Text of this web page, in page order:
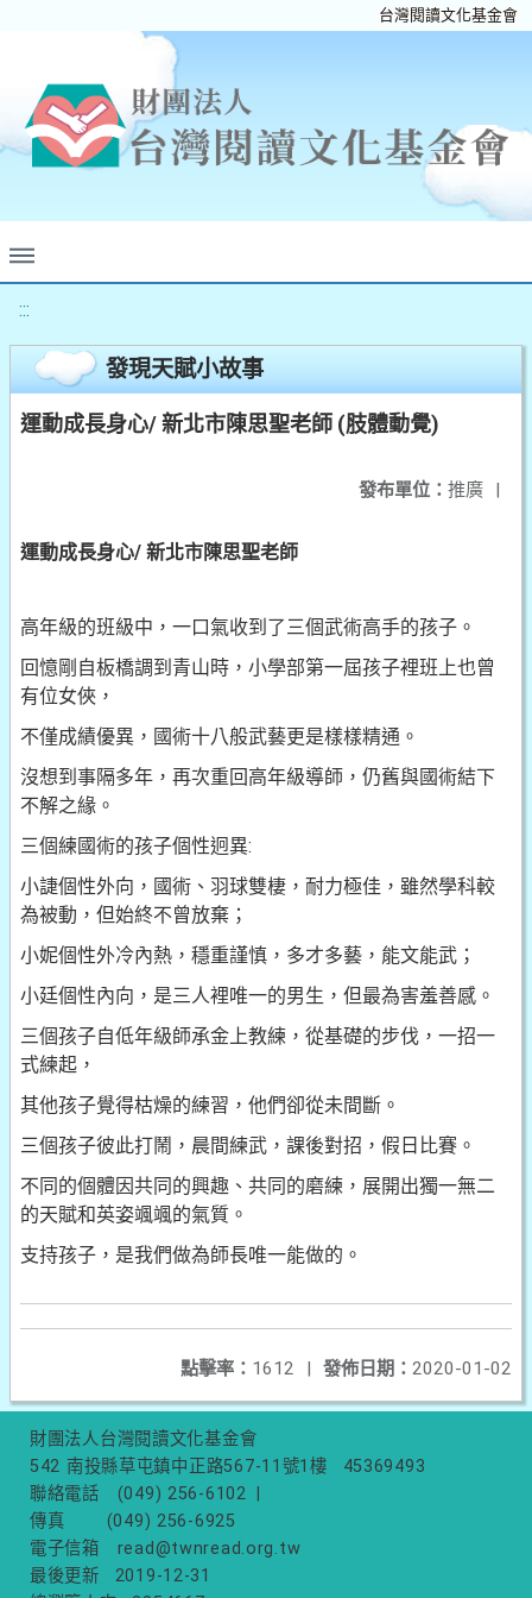
台灣閱讀文化基金會
:::
發現天賦小故事
運動成長身心/ 新北市陳思聖老師 (肢體動覺)
發布單位： 推廣 |
運動成長身心/ 新北市陳思聖老師
高年級的班級中，一口氣收到了三個武術高手的孩子。
回憶剛自板橋調到青山時，小學部第一屆孩子裡班上也曾
有位女俠，
不僅成績優異，國術十八般武藝更是樣樣精通。
沒想到事隔多年，再次重回高年級導師，仍舊與國術結下
不解之緣。
三個練國術的孩子個性迥異:
小誱個性外向，國術、羽球雙棲，耐力極佳，雖然學科較
為被動，但始終不曾放棄；
小妮個性外冷內熱，穩重謹慎，多才多藝，能文能武；
小廷個性內向，是三人裡唯一的男生，但最為害羞善感。
三個孩子自低年級師承金上教練，從基礎的步伐，一招一
式練起，
其他孩子覺得枯燥的練習，他們卻從未間斷。
三個孩子彼此打鬧，晨間練武，課後對招，假日比賽。
不同的個體因共同的興趣、共同的磨練，展開出獨一無二
的天賦和英姿颯颯的氣質。
支持孩子，是我們做為師長唯一能做的。
發佈日期： 2020-01-02
點擊率： 1612 |
財團法人台灣閱讀文化基金會
542 南投縣草屯鎮中正路567-11號1樓
45369493
聯絡電話
(049) 256-6102
傳真
(049) 256-6925
電子信箱
read@twnread.org.tw
最後更新
2019-12-31